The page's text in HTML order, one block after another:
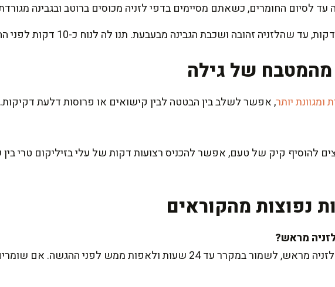
עד לסיום החומרים, כשאתם מסיימים בדפי לזניה מכוסים ברוטב ובגבינה
מהמטבח של גילה
ומגוונת יותר, אפשר לשלב בין הבטטה לבין קישואים או פרוסות דלעת דקיקות.
להוסיף קיק של טעם, אפשר להכניס רצועות דקות של עלי בזיליקום טרי בין
נפוצות מהקוראים